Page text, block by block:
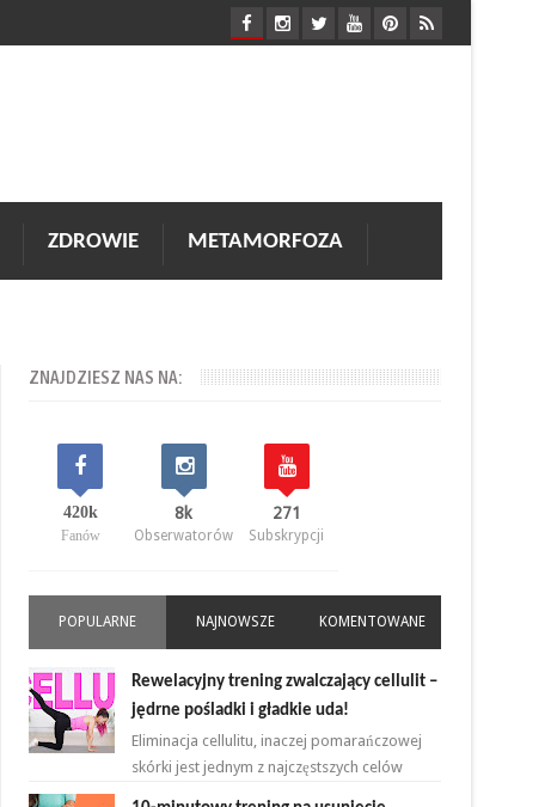
ZDROWIE METAMORFOZA
ZNAJDZIESZ NAS NA:
420k
Fanów
8k
Obserwatorów
271
Subskrypcji
POPULARNE NAJNOWSZE KOMENTOWANE
Rewelacyjny trening zwalczający cellulit –
jędrne pośladki i gładkie uda!
Eliminacja cellulitu, inaczej pomarańczowej
skórki jest jednym z najczęstszych celów